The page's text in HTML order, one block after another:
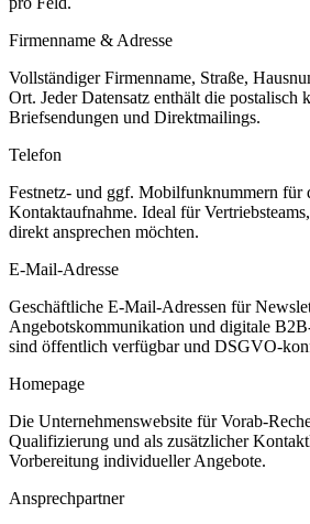
Firmenname & Adresse
Vollständiger Firmenname, Straße,
Ort. Jeder Datensatz enthält die postalisch
Briefsendungen und Direktmailings.
Telefon
Festnetz- und ggf. Mobilfunknummern für
Kontaktaufnahme. Ideal für
direkt ansprechen möchten.
E-Mail-Adresse
Geschäftliche E-Mail-Adressen für
Angebotskommunikation und digitale
sind öffentlich verfügbar und DSGVO-
Homepage
Die Unternehmenswebsite für Vorab-
Qualifizierung und als zusätzlicher
Vorbereitung individueller Angebote.
Ansprechpartner